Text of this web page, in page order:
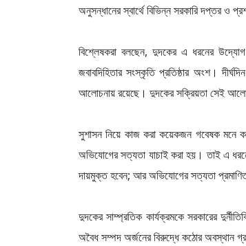
অনুসন্ধানের স্বার্থে বিভিন্ন সরকারি দপ্তর ও
বিশ্লেষকরা বলছেন, দুদকের এ ধরনের
জবাবদিহিতার সংস্কৃতি প্রতিষ্ঠার অংশ।
আলোচনায় রয়েছে। দুদকের সক্রিয়তা সেই
সুশাসন নিয়ে কাজ করা কয়েকজন গবেষক মনে
অভিযোগের সত্যতা যাচাই করা হয়। তাই এ
দায়মুক্ত হবেন; আর অভিযোগের সত্যতা
দুদকের সাম্প্রতিক কার্যক্রমকে সরকারের
অবৈধ সম্পদ অর্জনের বিরুদ্ধে কঠোর অবস্থান